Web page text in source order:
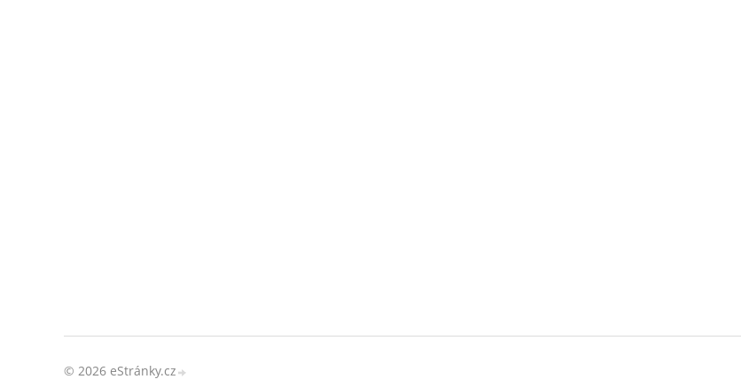
© 2026 eStránky.cz